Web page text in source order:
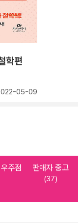
학편
05-09
주점 판매자 중고
(37)